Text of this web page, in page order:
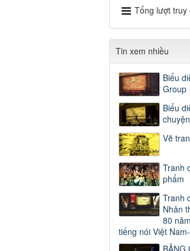
Tổng lượt truy
Tin xem nhiều
Biểu
Group
Biểu
Vẽ
Tranh
phẩm
Tranh
Nhân
80
tiếng nói Việt